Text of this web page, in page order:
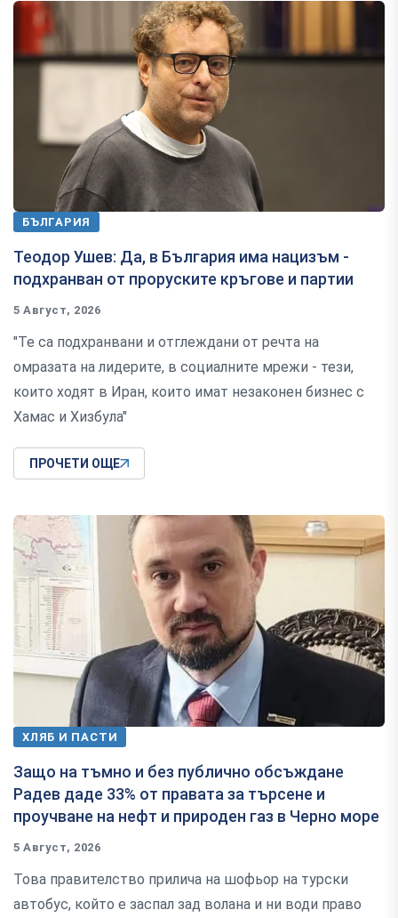
БЪЛГАРИЯ
Теодор Ушев: Да, в България има нацизъм -
подхранван от проруските кръгове и партии
5 Август, 2026
"Те са подхранвани и отглеждани от речта на
омразата на лидерите, в социалните мрежи - тези,
които ходят в Иран, които имат незаконен бизнес с
Хамас и Хизбула"
ПРОЧЕТИ ОЩЕ
ХЛЯБ И ПАСТИ
Защо на тъмно и без публично обсъждане
Радев даде 33% от правата за търсене и
проучване на нефт и природен газ в Черно море
5 Август, 2026
Това правителство прилича на шофьор на турски
автобус, който е заспал зад волана и ни води право